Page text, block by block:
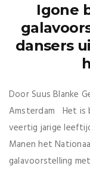
Igone
dansers
Door Suus Blanke
Amsterdam Het is
veertig jarige
Manen het
galavoorstelling